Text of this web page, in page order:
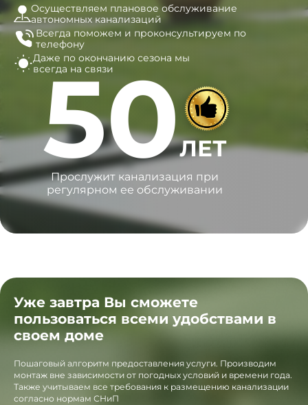
Осуществляем плановое обслуживание
автономных канализаций
Всегда поможем и проконсультируем по
телефону
Даже по окончанию сезона мы
всегда на связи
50ЛЕТ
Прослужит канализация при
регулярном ее обслуживании
Уже завтра Вы сможете
пользоваться всеми удобствами в
своем доме
Пошаговый алгоритм предоставления услуги. Производим
монтаж вне зависимости от погодных условий и времени года.
Также учитываем все требования к размещению канализации
согласно нормам СНиП